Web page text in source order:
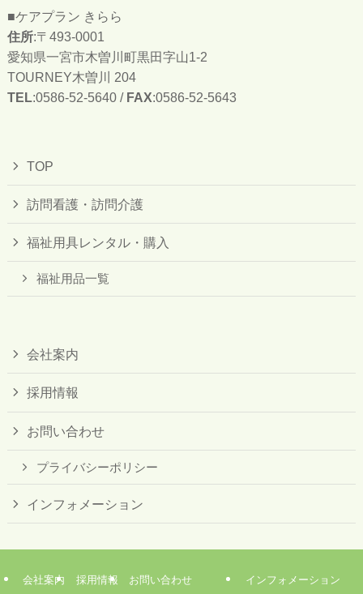
■ケアプラン きらら
住所:〒493-0001
愛知県一宮市木曽川町黒田字山1-2
TOURNEY木曽川 204
TEL:0586-52-5640 / FAX:0586-52-5643
TOP
訪問看護・訪問介護
福祉用具レンタル・購入
福祉用品一覧
会社案内
採用情報
お問い合わせ
プライバシーポリシー
インフォメーション
会社案内 採用情報 お問い合わせ インフォメーション